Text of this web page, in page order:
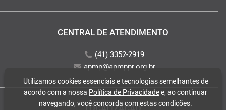
CENTRAL DE ATENDIMENTO
(41) 3352-2919
apmp@apmppr.org.br
Utilizamos cookies essenciais e tecnologias semelhantes de
acordo com a nossa Política de Privacidadee, ao continuar
navegando, você concorda com estas condições.